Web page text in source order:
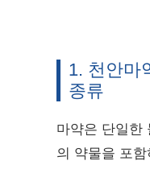
1. 천안마
종류
마약은 단일한
의 약물을 포